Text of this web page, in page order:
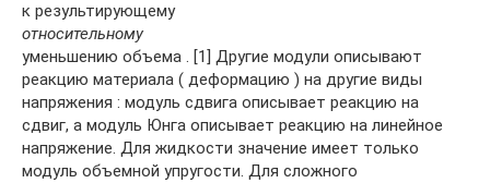
к результирующему
относительному
уменьшению объема . [1] Другие модули описывают
реакцию материала ( деформацию ) на другие виды
напряжения : модуль сдвига описывает реакцию на
сдвиг, а модуль Юнга описывает реакцию на линейное
напряжение. Для жидкости значение имеет только
модуль объемной упругости. Для сложного